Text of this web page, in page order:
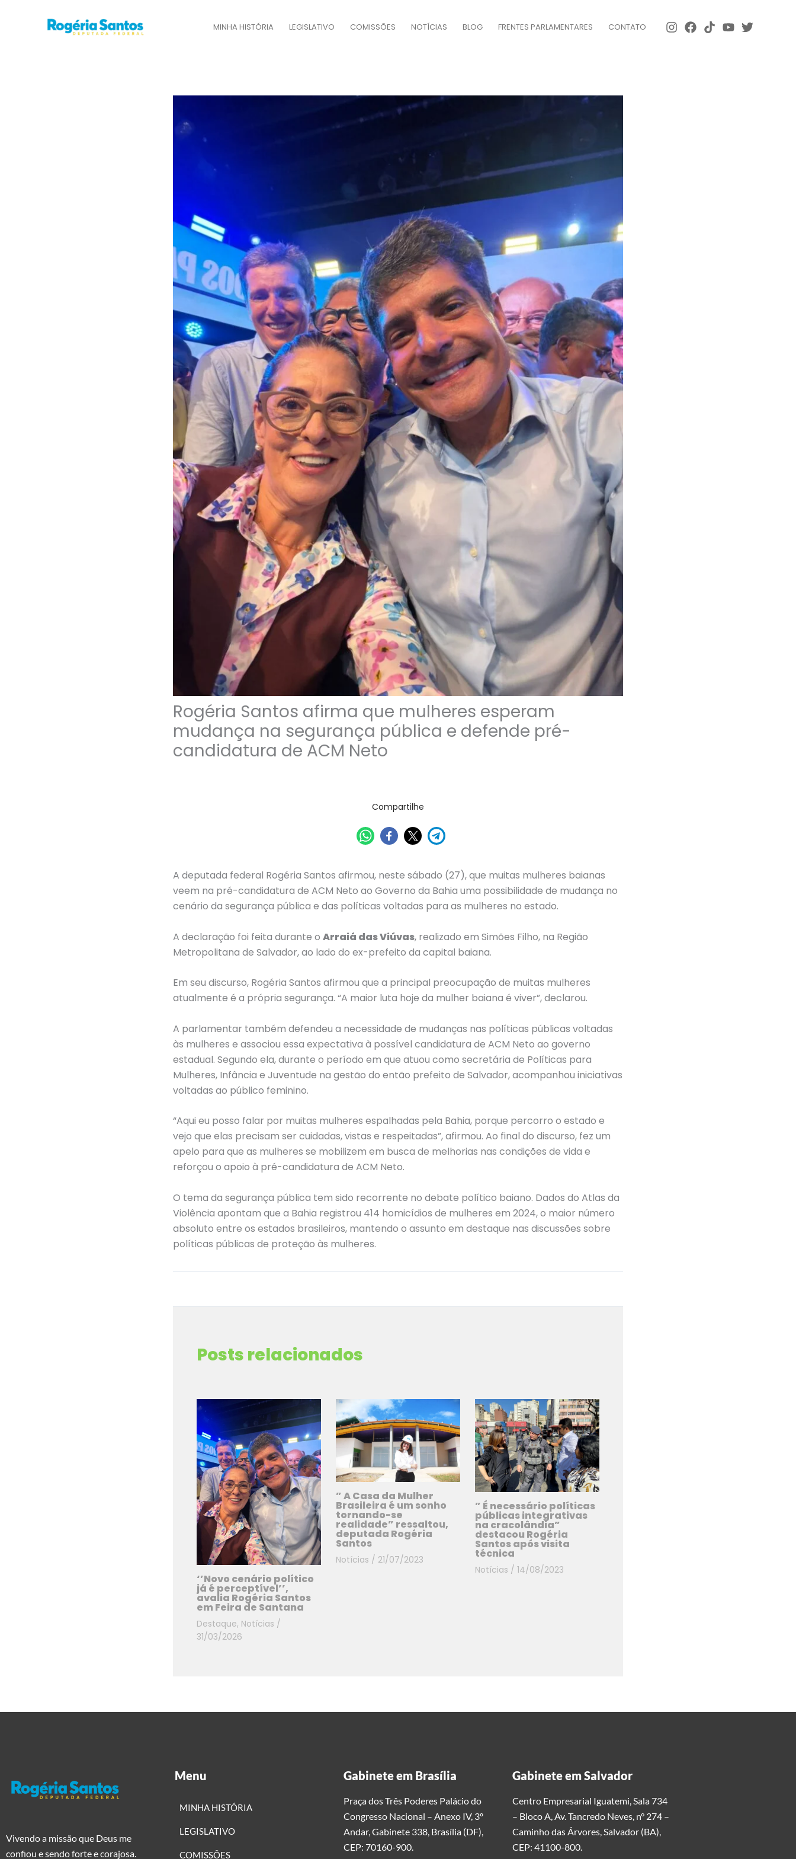
MINHA HISTÓRIA LEGISLATIVO COMISSÕES NOTÍCIAS BLOG FRENTES PARLAMENTARES CONTATO
Rogéria Santos afirma que mulheres esperam
mudança na segurança pública e defende pré-
candidatura de ACM Neto
Compartilhe
A deputada federal Rogéria Santos afirmou, neste sábado (27), que muitas mulheres baianas
veem na pré-candidatura de ACM Neto ao Governo da Bahia uma possibilidade de mudança no
cenário da segurança pública e das políticas voltadas para as mulheres no estado.
A declaração foi feita durante o Arraiá das Viúvas, realizado em Simões Filho, na Região
Metropolitana de Salvador, ao lado do ex-prefeito da capital baiana.
Em seu discurso, Rogéria Santos afirmou que a principal preocupação de muitas mulheres
atualmente é a própria segurança. “A maior luta hoje da mulher baiana é viver”, declarou.
A parlamentar também defendeu a necessidade de mudanças nas políticas públicas voltadas
às mulheres e associou essa expectativa à possível candidatura de ACM Neto ao governo
estadual. Segundo ela, durante o período em que atuou como secretária de Políticas para
Mulheres, Infância e Juventude na gestão do então prefeito de Salvador, acompanhou iniciativas
voltadas ao público feminino.
“Aqui eu posso falar por muitas mulheres espalhadas pela Bahia, porque percorro o estado e
vejo que elas precisam ser cuidadas, vistas e respeitadas”, afirmou. Ao final do discurso, fez um
apelo para que as mulheres se mobilizem em busca de melhorias nas condições de vida e
reforçou o apoio à pré-candidatura de ACM Neto.
O tema da segurança pública tem sido recorrente no debate político baiano. Dados do Atlas da
Violência apontam que a Bahia registrou 414 homicídios de mulheres em 2024, o maior número
absoluto entre os estados brasileiros, mantendo o assunto em destaque nas discussões sobre
políticas públicas de proteção às mulheres.
Posts relacionados
‘’Novo cenário político
já é perceptível’’,
avalia Rogéria Santos
em Feira de Santana
Destaque, Notícias /
31/03/2026
” A Casa da Mulher
Brasileira é um sonho
tornando-se
realidade” ressaltou,
deputada Rogéria
Santos
Notícias / 21/07/2023
” É necessário políticas
públicas integrativas
na cracolândia”
destacou Rogéria
Santos após visita
técnica
Notícias / 14/08/2023
Vivendo a missão que Deus me
confiou e sendo forte e corajosa.
Menu
MINHA HISTÓRIA
LEGISLATIVO
COMISSÕES
Gabinete em Brasília
Praça dos Três Poderes Palácio do
Congresso Nacional – Anexo IV, 3º
Andar, Gabinete 338, Brasília (DF),
CEP: 70160-900.
Gabinete em Salvador
Centro Empresarial Iguatemi, Sala 734
– Bloco A, Av. Tancredo Neves, n° 274 –
Caminho das Árvores, Salvador (BA),
CEP: 41100-800.